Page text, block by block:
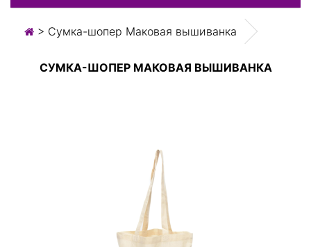
> Сумка-шопер Маковая вышиванка
СУМКА-ШОПЕР МАКОВАЯ ВЫШИВАНКА